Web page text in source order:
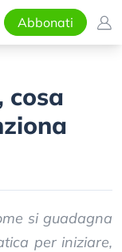
Abbonati
cosa
si guadagna
per iniziare,